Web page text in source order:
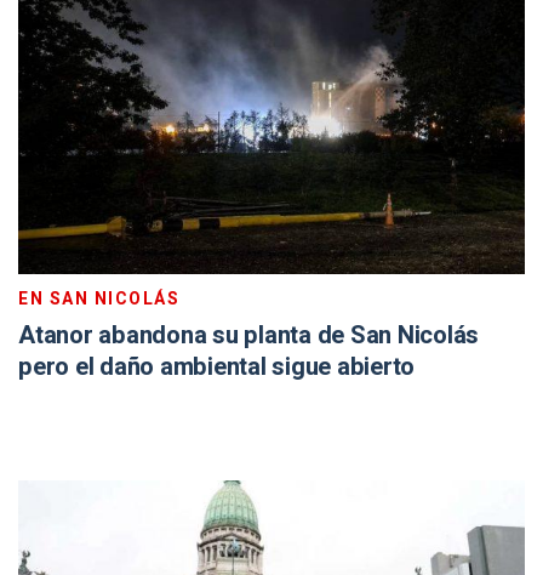
EN SAN NICOLÁS
Atanor abandona su planta de San Nicolás
pero el daño ambiental sigue abierto